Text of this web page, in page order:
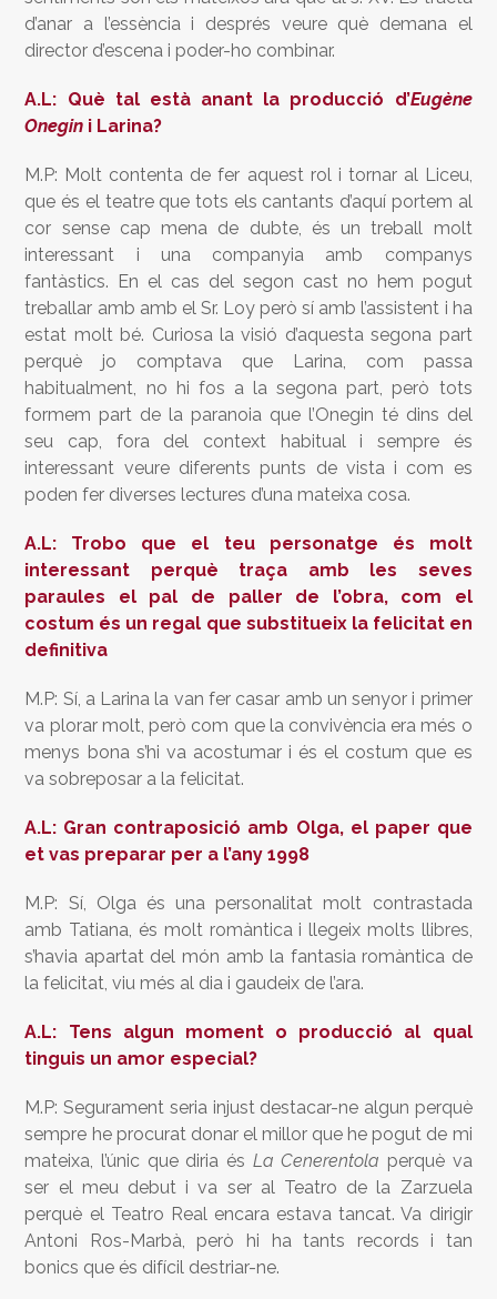
d’anar a l’essència i després veure què demana el
director d’escena i poder-ho combinar.
A.L: Què tal està anant la producció d’Eugène
Onegin i Larina?
M.P: Molt contenta de fer aquest rol i tornar al Liceu,
que és el teatre que tots els cantants d’aquí portem al
cor sense cap mena de dubte, és un treball molt
interessant i una companyia amb companys
fantàstics. En el cas del segon cast no hem pogut
treballar amb amb el Sr. Loy però sí amb l’assistent i ha
estat molt bé. Curiosa la visió d’aquesta segona part
perquè jo comptava que Larina, com passa
habitualment, no hi fos a la segona part, però tots
formem part de la paranoia que l’Onegin té dins del
seu cap, fora del context habitual i sempre és
interessant veure diferents punts de vista i com es
poden fer diverses lectures d’una mateixa cosa.
A.L: Trobo que el teu personatge és molt
interessant perquè traça amb les seves
paraules el pal de paller de l’obra, com el
costum és un regal que substitueix la felicitat en
definitiva
M.P: Sí, a Larina la van fer casar amb un senyor i primer
va plorar molt, però com que la convivència era més o
menys bona s’hi va acostumar i és el costum que es
va sobreposar a la felicitat.
A.L: Gran contraposició amb Olga, el paper que
et vas preparar per a l’any 1998
M.P: Sí, Olga és una personalitat molt contrastada
amb Tatiana, és molt romàntica i llegeix molts llibres,
s’havia apartat del món amb la fantasia romàntica de
la felicitat, viu més al dia i gaudeix de l’ara.
A.L: Tens algun moment o producció al qual
tinguis un amor especial?
M.P: Segurament seria injust destacar-ne algun perquè
sempre he procurat donar el millor que he pogut de mi
mateixa, l’únic que diria és La Cenerentola perquè va
ser el meu debut i va ser al Teatro de la Zarzuela
perquè el Teatro Real encara estava tancat. Va dirigir
Antoni Ros-Marbà, però hi ha tants records i tan
bonics que és difícil destriar-ne.